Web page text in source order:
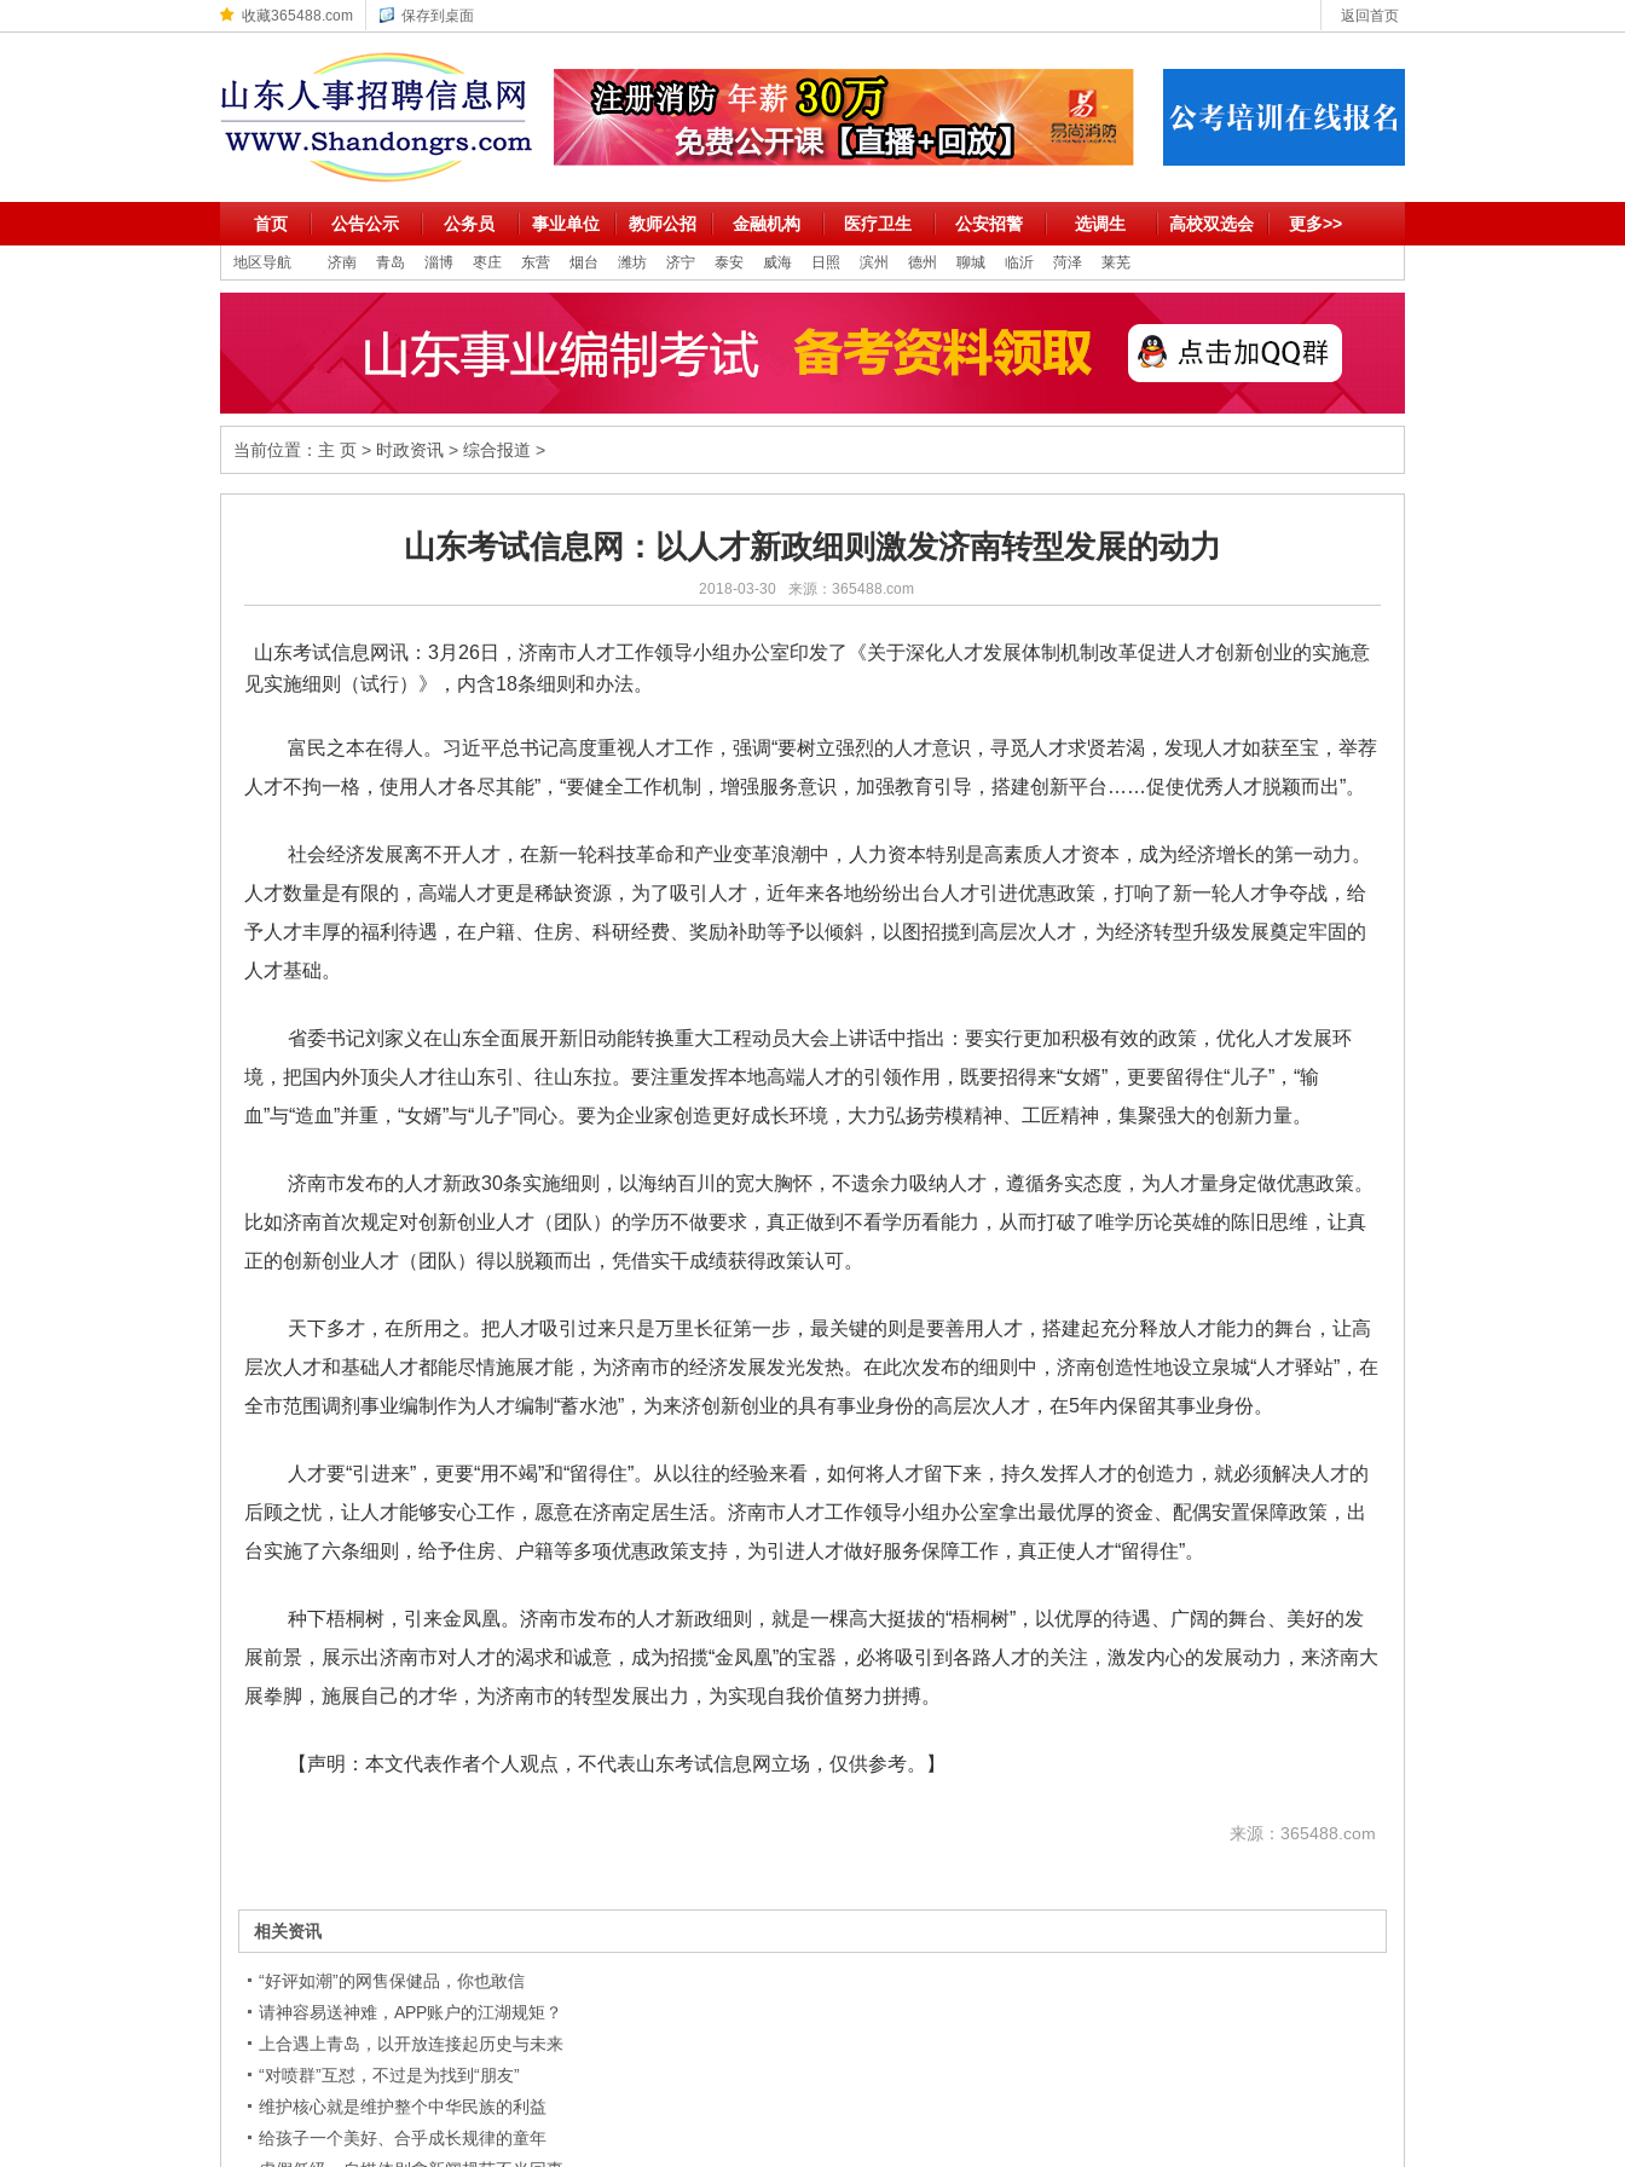
收藏365488.com 保存到桌面 返回首页
首页 公告公示 公务员 事业单位 教师公招 金融机构 医疗卫生 公安招警 选调生 高校双选会 更多>>
地区导航 济南 青岛 淄博 枣庄 东营 烟台 潍坊 济宁 泰安 威海 日照 滨州 德州 聊城 临沂 菏泽 莱芜
当前位置： 主 页 > 时政资讯 > 综合报道 >
山东考试信息网：以人才新政细则激发济南转型发展的动力
2018-03-30 来源：365488.com
山东考试信息网讯： 3月26日，济南市人才工作领导小组办公室印发了《关于深化人才发展体制机制改革促进人才创新创业的实施意
见实施细则（试行）》，内含18条细则和办法。
富民之本在得人。习近平总书记高度重视人才工作，强调“要树立强烈的人才意识，寻觅人才求贤若渴，发现人才如获至宝，举荐
人才不拘一格，使用人才各尽其能”，“要健全工作机制，增强服务意识，加强教育引导，搭建创新平台……促使优秀人才脱颖而出”。
社会经济发展离不开人才，在新一轮科技革命和产业变革浪潮中，人力资本特别是高素质人才资本，成为经济增长的第一动力。
人才数量是有限的，高端人才更是稀缺资源，为了吸引人才，近年来各地纷纷出台人才引进优惠政策，打响了新一轮人才争夺战，给
予人才丰厚的福利待遇，在户籍、住房、科研经费、奖励补助等予以倾斜，以图招揽到高层次人才，为经济转型升级发展奠定牢固的
人才基础。
省委书记刘家义在山东全面展开新旧动能转换重大工程动员大会上讲话中指出：要实行更加积极有效的政策，优化人才发展环
境，把国内外顶尖人才往山东引、往山东拉。要注重发挥本地高端人才的引领作用，既要招得来“女婿”，更要留得住“儿子”，“输
血”与“造血”并重，“女婿”与“儿子”同心。要为企业家创造更好成长环境，大力弘扬劳模精神、工匠精神，集聚强大的创新力量。
济南市发布的人才新政30条实施细则，以海纳百川的宽大胸怀，不遗余力吸纳人才，遵循务实态度，为人才量身定做优惠政策。
比如济南首次规定对创新创业人才（团队）的学历不做要求，真正做到不看学历看能力，从而打破了唯学历论英雄的陈旧思维，让真
正的创新创业人才（团队）得以脱颖而出，凭借实干成绩获得政策认可。
天下多才，在所用之。把人才吸引过来只是万里长征第一步，最关键的则是要善用人才，搭建起充分释放人才能力的舞台，让高
层次人才和基础人才都能尽情施展才能，为济南市的经济发展发光发热。在此次发布的细则中，济南创造性地设立泉城“人才驿站”，在
全市范围调剂事业编制作为人才编制“蓄水池”，为来济创新创业的具有事业身份的高层次人才，在5年内保留其事业身份。
人才要“引进来”，更要“用不竭”和“留得住”。从以往的经验来看，如何将人才留下来，持久发挥人才的创造力，就必须解决人才的
后顾之忧，让人才能够安心工作，愿意在济南定居生活。济南市人才工作领导小组办公室拿出最优厚的资金、配偶安置保障政策，出
台实施了六条细则，给予住房、户籍等多项优惠政策支持，为引进人才做好服务保障工作，真正使人才“留得住”。
种下梧桐树，引来金凤凰。济南市发布的人才新政细则，就是一棵高大挺拔的“梧桐树”，以优厚的待遇、广阔的舞台、美好的发
展前景，展示出济南市对人才的渴求和诚意，成为招揽“金凤凰”的宝器，必将吸引到各路人才的关注，激发内心的发展动力，来济南大
展拳脚，施展自己的才华，为济南市的转型发展出力，为实现自我价值努力拼搏。
【声明：本文代表作者个人观点，不代表山东考试信息网立场，仅供参考。】
来源：365488.com
相关资讯
“好评如潮”的网售保健品，你也敢信
请神容易送神难，APP账户的江湖规矩？
上合遇上青岛，以开放连接起历史与未来
“对喷群”互怼，不过是为找到“朋友”
维护核心就是维护整个中华民族的利益
给孩子一个美好、合乎成长规律的童年